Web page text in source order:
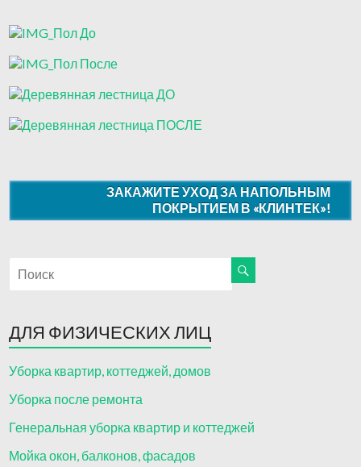
ЗАКАЖИТЕ УХОД ЗА НАПОЛЬНЫМ
ПОКРЫТИЕМ В «КЛИНТЕК»!
ДЛЯ ФИЗИЧЕСКИХ ЛИЦ
Уборка квартир, коттеджей, домов
Уборка после ремонта
Генеральная уборка квартир и коттеджей
Мойка окон, балконов, фасадов